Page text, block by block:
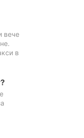
вече
в